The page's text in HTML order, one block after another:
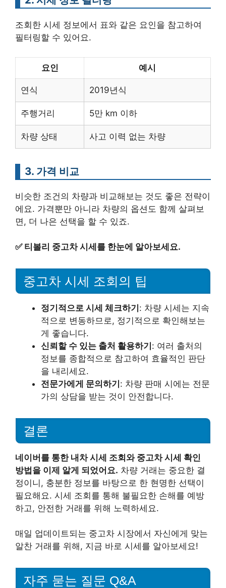
조회한 시세 정보에서 표와 같은 요인을 참고하여
필터링할 수 있어요.
요인 예시
연식 2019년식
주행거리 5만 km 이하
차량 상태 사고 이력 없는 차량
3. 가격 비교
비슷한 조건의 차량과 비교해보는 것도 좋은 전략이
에요. 가격뿐만 아니라 차량의 옵션도 함께 살펴보
면, 더 나은 선택을 할 수 있죠.
✅ 티볼리 중고차 시세를 한눈에 알아보세요.
중고차 시세 조회의 팁
정기적으로 시세 체크하기 : 차량 시세는 지속
적으로 변동하므로, 정기적으로 확인해보는
게 좋습니다.
신뢰할 수 있는 출처 활용하기 : 여러 출처의
정보를 종합적으로 참고하여 효율적인 판단
을 내리세요.
전문가에게 문의하기 : 차량 판매 시에는 전문
가의 상담을 받는 것이 안전합니다.
결론
네이버를 통한 내차 시세 조회와 중고차 시세 확인
방법을 이제 알게 되었어요. 차량 거래는 중요한 결
정이니, 충분한 정보를 바탕으로 한 현명한 선택이
필요해요. 시세 조회를 통해 불필요한 손해를 예방
하고, 안전한 거래를 위해 노력하세요.
매일 업데이트되는 중고차 시장에서 자신에게 맞는
알찬 거래를 위해, 지금 바로 시세를 알아보세요!
자주 묻는 질문 Q&A